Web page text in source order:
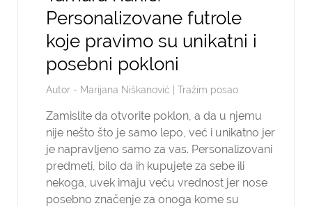
Personalizovane futrole
koje pravimo su unikatni i
posebni pokloni
Autor - Marijana Niškanović Tražim posao
Zamislite da otvorite poklon, a da u njemu
nije nešto što je samo lepo, već i unikatno jer
je napravljeno samo za vas. Personalizovani
predmeti, bilo da ih kupujete za sebe ili
nekoga, uvek imaju veću vrednost jer nose
posebno značenje za onoga kome su